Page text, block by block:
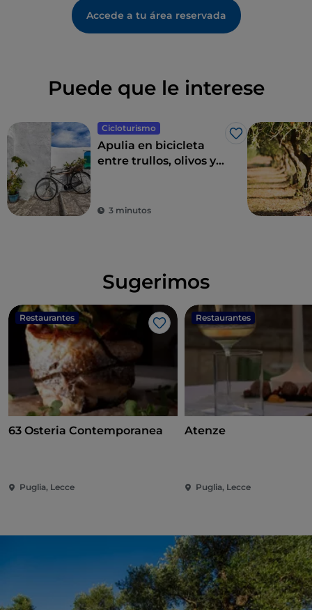
Accede a tu área reservada
Puede que le interese
Cicloturismo
Me gusta
Apulia en bicicleta
entre trullos, olivos y
3 minutos
Sugerimos
Restaurantes
Me gusta
63 Osteria Contemporanea
Puglia, Lecce
Restaurantes
Atenze
Puglia, Lecce